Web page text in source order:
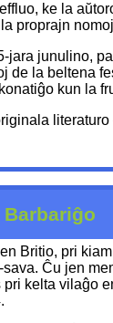
ke la
proprajn
jara junulino,
de la beltena
kun la
Britio, pri
Ĉu jen
pri kelta vilaĝo